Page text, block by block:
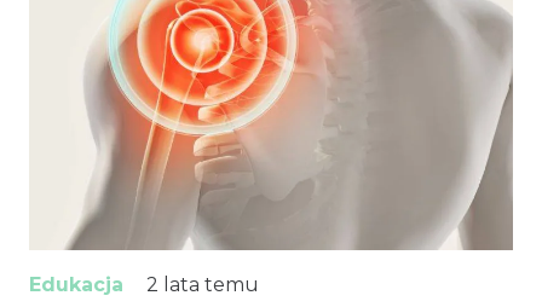
Edukacja 2 lata temu